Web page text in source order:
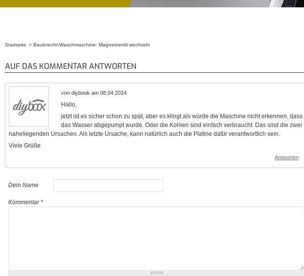
Startseite Bauknecht-Waschmaschine: Magnetventil wechseln
AUF DAS KOMMENTAR ANTWORTEN
von diybook am 08.04.2024
Hallo,
jetzt ist es sicher schon zu spät, aber es klingt als würde die Maschine nicht erkennen, dass
das Wasser abgepumpt wurde. Oder die Kohlen sind einfach verbraucht. Das sind die zwei
naheliegenden Ursachen. Als letzte Ursache, kann natürlich auch die Platine dafür verantwortlich sein.
Viele Grüße
Antworten
Dein Name
Kommentar*